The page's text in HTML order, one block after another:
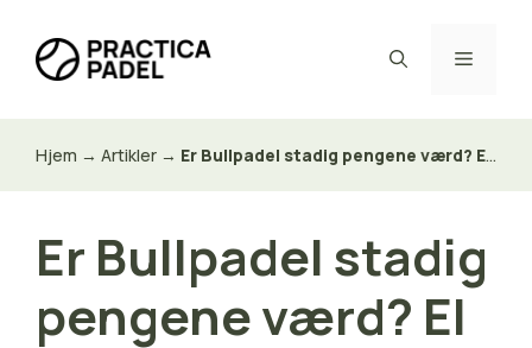
indhold
Menu
Hjem → Artikler → Er Bullpadel stadig pengene værd? El chini consejos ærlige anmeldelse
Er Bullpadel stadig
pengene værd? El